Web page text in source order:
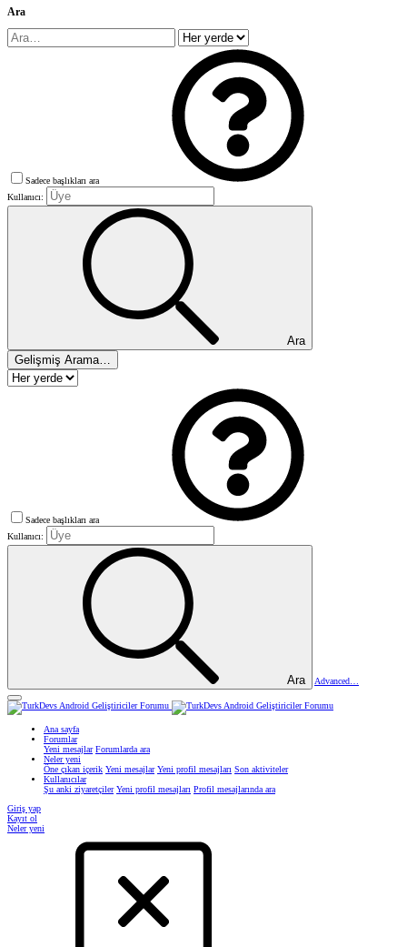
Ara
Sadece başlıkları ara
Kullanıcı:
Ara
Gelişmiş Arama…
Sadece başlıkları ara
Kullanıcı:
Ara Advanced…
Ana sayfa
Forumlar
Yeni mesajlar Forumlarda ara
Neler yeni
Öne çıkan içerik Yeni mesajlar Yeni profil mesajları Son aktiviteler
Kullanıcılar
Şu anki ziyaretçiler Yeni profil mesajları Profil mesajlarında ara
Giriş yap
Kayıt ol
Neler yeni